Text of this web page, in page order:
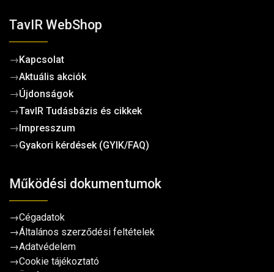
TavIR WebShop
→Kapcsolat
→Aktuális akciók
→Újdonságok
→TavIR Tudásbázis és cikkek
→Impresszum
→Gyakori kérdések (GYIK/FAQ)
Működési dokumentumok
→Cégadatok
→Általános szerződési feltételek
→Adatvédelem
→Cookie tájékoztató